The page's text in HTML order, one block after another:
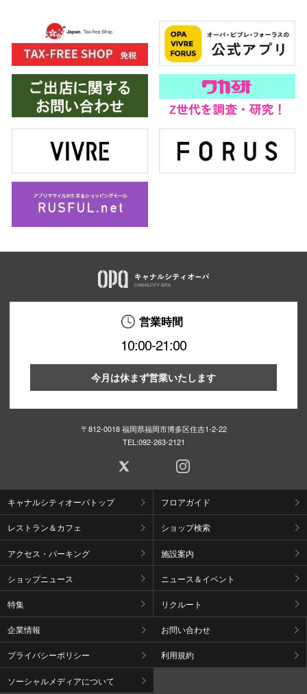
営業時間
10:00-21:00
今月は休まず営業いたします
〒812-0018 福岡県福岡市博多区住吉1-2-22
TEL:092-263-2121
キャナルシティオーパトップ フロアガイド
レストラン＆カフェ ショップ検索
アクセス・パーキング 施設案内
ショップニュース ニュース＆イベント
特集 リクルート
企業情報 お問い合わせ
プライバシーポリシー 利用規約
ソーシャルメディアについて